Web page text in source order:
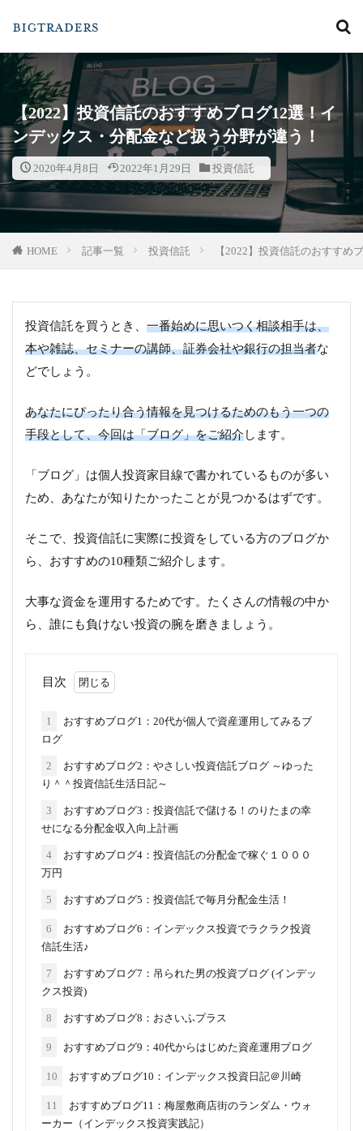
【2022】投資信託のおすすめブログ12選！イ
ンデックス・分配金など扱う分野が違う！
2020年4月8日 2022年1月29日 投資信託
HOME 記事一覧 投資信託 【2022】投資信託のおすすめ
投資信託を買うとき、 一番始めに思いつく相談相手は、
本や雑誌、セミナーの講師、証券会社や銀行の担当者な
どでしょう。
あなたにぴったり合う情報を見つけるためのもう一つの
手段として、今回は「ブログ」をご紹介します。
「ブログ」は個人投資家目線で書かれているものが多い
ため、あなたが知りたかったことが見つかるはずです。
そこで、投資信託に実際に投資をしている方のブログか
ら、おすすめの10種類ご紹介します。
大事な資金を運用するためです。たくさんの情報の中か
ら、誰にも負けない投資の腕を磨きましょう。
目次
1
おすすめブログ1：20代が個人で資産運用してみるブ
ログ
2
おすすめブログ2：やさしい投資信託ブログ ～ゆった
り＾＾投資信託生活日記～
3
おすすめブログ3：投資信託で儲ける！のりたまの幸
せになる分配金収入向上計画
4
おすすめブログ4：投資信託の分配金で稼ぐ１０００
万円
5 おすすめブログ5：投資信託で毎月分配金生活！
6
おすすめブログ6：インデックス投資でラクラク投資
信託生活♪
7
おすすめブログ7：吊られた男の投資ブログ (インデッ
クス投資)
8 おすすめブログ8：おさいふプラス
9 おすすめブログ9：40代からはじめた資産運用ブログ
10 おすすめブログ10：インデックス投資日記＠川崎
11
おすすめブログ11：梅屋敷商店街のランダム・ウォ
ーカー（インデックス投資実践記）
カテゴリー
検索